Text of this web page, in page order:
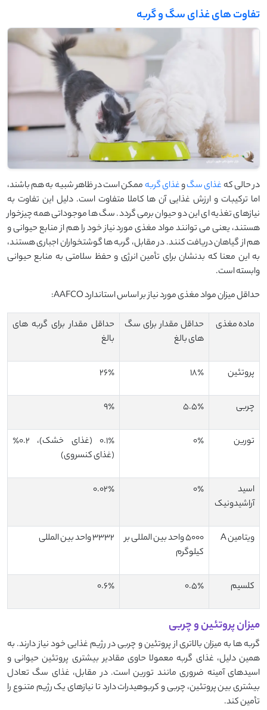
تفاوت های غذای سگ و گربه
در حالی کهغذای سگوغذای گربهممکن است در ظاهر شبیه به هم باشند،
اما ترکیبات و ارزش غذایی آن‌ ها کاملا متفاوت است. دلیل این تفاوت به
نیازهای تغذیه ‌ای این دو حیوان برمی ‌گردد. سگ‌ ها موجوداتی همه ‌چیزخوار
هستند، یعنی می ‌توانند مواد مغذی مورد نیاز خود را هم از منابع حیوانی و
هم از گیاهان دریافت کنند. در مقابل، گربه ‌ها گوشتخواران اجباری هستند،
به این معنا که بدنشان برای تأمین انرژی و حفظ سلامتی به منابع حیوانی
وابسته است.
حداقل میزان مواد مغذی مورد نیاز بر اساس استاندارد AAFCO:
ماده مغذی
حداقل مقدار برای سگ‌
های بالغ
حداقل مقدار برای گربه ‌های
بالغ
پروتئین ۱۸٪ ۲۶٪
چربی ۵.۵٪ ۹٪
تورین ۰٪
۰.۱٪ (غذای خشک)، ۰.۲٪
(غذای کنسروی)
اسید
آراشیدونیک
۰٪ ۰.۰۲٪
ویتامین A
۵۰۰۰ واحد بین‌ المللی بر
کیلوگرم
۳۳۳۲ واحد بین ‌المللی
کلسیم ۰.۵٪ ۰.۶٪
میزان پروتئین و چربی
گربه ‌ها به میزان بالاتری از پروتئین و چربی در رژیم غذایی خود نیاز دارند. به
همین دلیل، غذای گربه معمولا حاوی مقادیر بیشتری پروتئین حیوانی و
اسیدهای آمینه ضروری مانند تورین است. در مقابل، غذای سگ تعادل
بیشتری بین پروتئین، چربی و کربوهیدرات دارد تا نیازهای یک رژیم متنوع را
تأمین کند.